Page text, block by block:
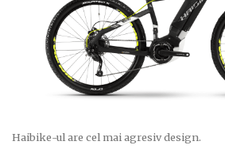
Haibike-ul are cel mai agresiv design.